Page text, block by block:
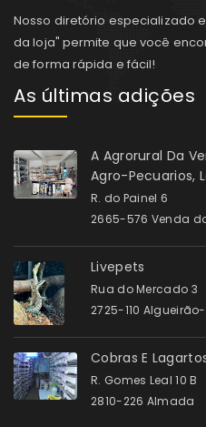
Nosso diretório especializado
da loja" permite que você
de forma rápida e fácil!
As últimas adições
A Agrorural Da
Agro-Pecuarios,
R. do Painel 6
2665-576 Venda
Livepets
Rua do Mercado 3
2725-110
Cobras E
R. Gomes Leal 10 B
2810-226 Almada